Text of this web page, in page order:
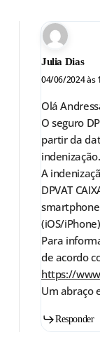
Julia Dias
04/06/2024 às
Olá
O seguro
partir da
indenização.
A
DPVAT
(iOS/
Para
de acordo
https://
Um abraço
Responder